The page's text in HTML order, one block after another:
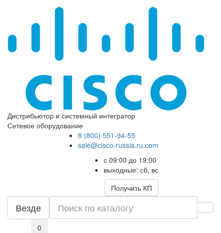
Дистрибьютор и системный интегратор
Сетевое оборудование
8 (800) 551-94-55
sale@cisco-russia.ru.com
с 09:00 до 19:00
выходные: сб, вс
Получить КП
Везде
0